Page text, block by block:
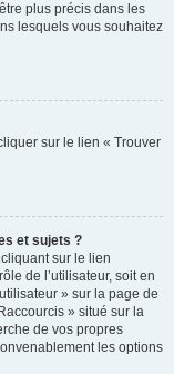
plus précis dans les
lesquels vous souhaitez
sur le lien « Trouver
et sujets ?
sur le lien
de l’utilisateur, soit en
» sur la page de
» situé sur la
de vos propres
les options